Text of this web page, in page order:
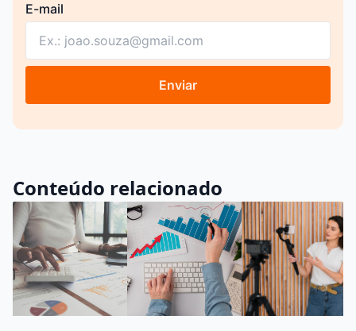
E-mail
Enviar
Conteúdo relacionado